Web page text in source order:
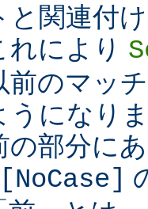
と関連付
れにより
前のマッ
うになり
の部分に